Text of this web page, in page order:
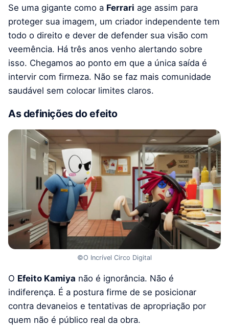
Se uma gigante como a Ferrari age assim para
proteger sua imagem, um criador independente tem
todo o direito e dever de defender sua visão com
veemência. Há três anos venho alertando sobre
isso. Chegamos ao ponto em que a única saída é
intervir com firmeza. Não se faz mais comunidade
saudável sem colocar limites claros.
As definições do efeito
©O Incrível Circo Digital
O Efeito Kamiya não é ignorância. Não é
indiferença. É a postura firme de se posicionar
contra devaneios e tentativas de apropriação por
quem não é público real da obra.